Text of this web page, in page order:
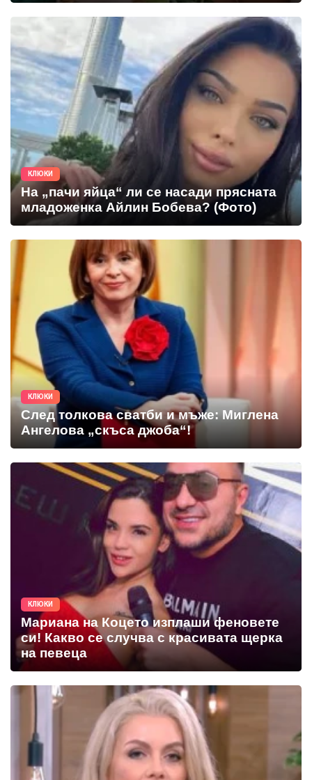
КЛЮКИ
На „пачи яйца“ ли се насади прясната
младоженка Айлин Бобева? (Фото)
КЛЮКИ
След толкова сватби и мъже: Миглена
Ангелова „скъса джоба“!
КЛЮКИ
Мариана на Коцето изплаши феновете
си! Какво се случва с красивата щерка
на певеца